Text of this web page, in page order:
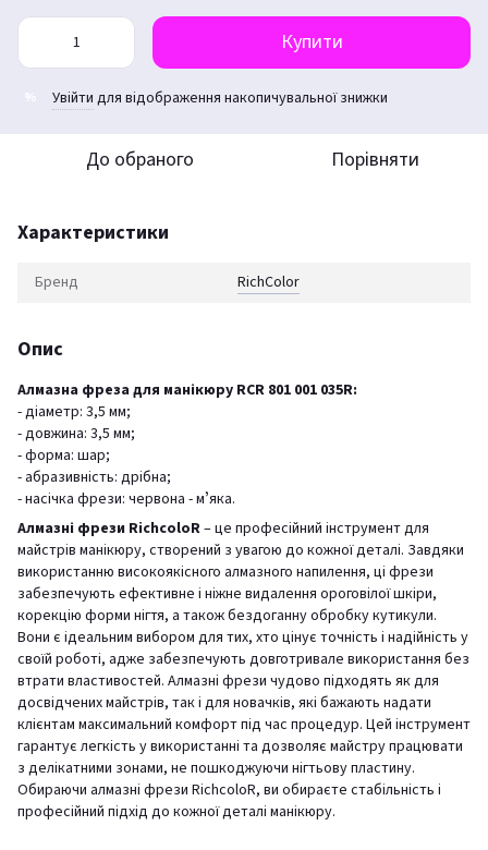
Купити
Увійти для відображення накопичувальної знижки
До обраного Порівняти
Характеристики
Бренд RichСolor
Опис
Алмазна фреза для манікюру RCR 801 001 035R:
- діаметр: 3,5 мм;
- довжина: 3,5 мм;
- форма: шар;
- абразивність: дрібна;
- насічка фрези: червона - мʼяка.
Алмазні фрези RichcoloR– це професійний інструмент для
майстрів манікюру, створений з увагою до кожної деталі. Завдяки
використанню високоякісного алмазного напилення, ці фрези
забезпечують ефективне і ніжне видалення ороговілої шкіри,
корекцію форми нігтя, а також бездоганну обробку кутикули.
Вони є ідеальним вибором для тих, хто цінує точність і надійність у
своїй роботі, адже забезпечують довготривале використання без
втрати властивостей. Алмазні фрези чудово підходять як для
досвідчених майстрів, так і для новачків, які бажають надати
клієнтам максимальний комфорт під час процедур. Цей інструмент
гарантує легкість у використанні та дозволяє майстру працювати
з делікатними зонами, не пошкоджуючи нігтьову пластину.
Обираючи алмазні фрези RichcoloR, ви обираєте стабільність і
професійний підхід до кожної деталі манікюру.